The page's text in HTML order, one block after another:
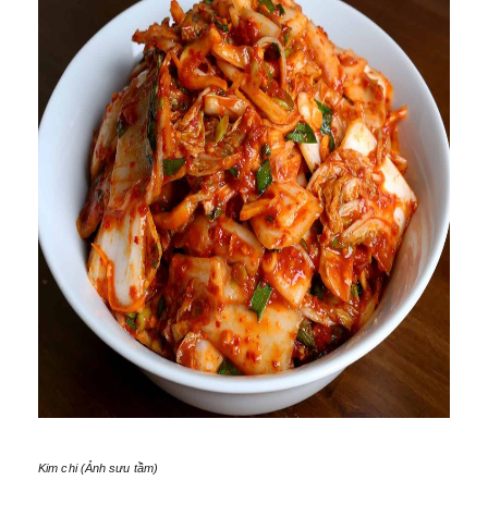
Kim chi (Ảnh sưu tầm)